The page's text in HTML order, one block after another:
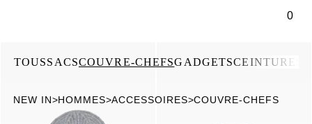
0
TOUSSACSCOUVRE-CHEFSGADGETSCEINTURES
NEW IN>HOMMES>ACCESSOIRES>COUVRE-CHEFS